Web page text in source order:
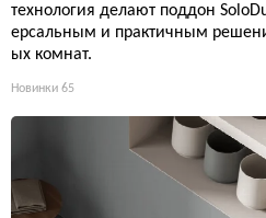
технология делают поддон
ерсальным и практичным
ых комнат.
Новинки 65